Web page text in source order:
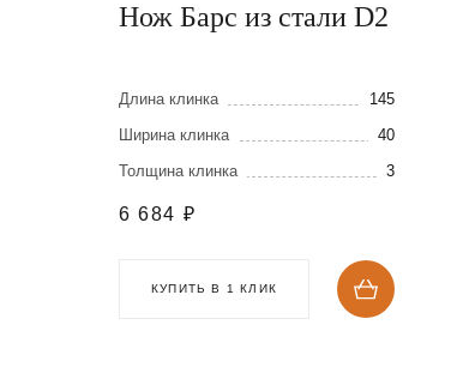
Нож Барс из стали D2
Длина клинка
145
Ширина клинка
40
Толщина клинка
3
6 684 ₽
КУПИТЬ В 1 КЛИК